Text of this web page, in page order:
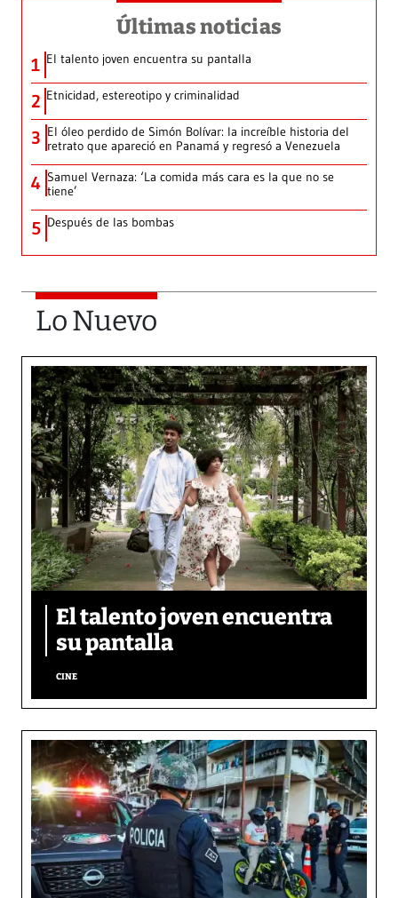
Últimas noticias
1 El talento joven encuentra su pantalla​
2 Etnicidad, estereotipo y criminalidad
3 El óleo perdido de Simón Bolívar: la increíble historia del
retrato que apareció en Panamá y regresó a Venezuela
4 Samuel Vernaza: ‘La comida más cara es la que no se
tiene’
5 Después de las bombas
Lo Nuevo
El talento joven encuentra
su pantalla​
CINE